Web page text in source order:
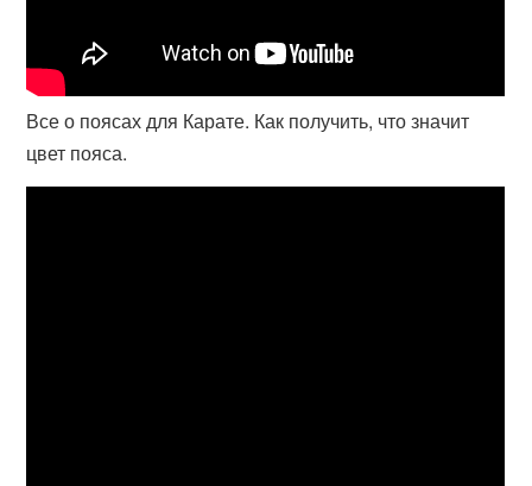
Все о поясах для Карате. Как получить, что значит
цвет пояса.